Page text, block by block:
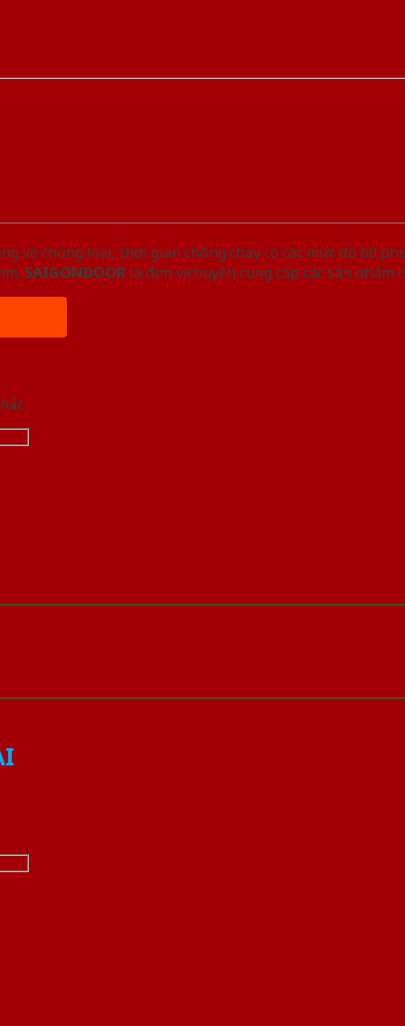
về chủng loại, thời gian chống cháy có các mức độ 60
SAIGONDOOR là đơn vị chuyên cung cấp các sản phẩm